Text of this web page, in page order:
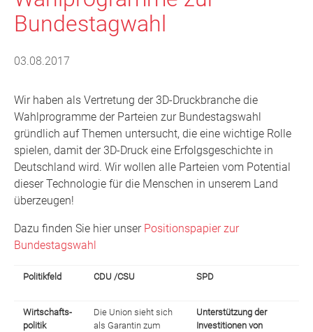
Bundestagwahl
03.08.2017
Wir haben als Vertretung der 3D-Druckbranche die
Wahlprogramme der Parteien zur Bundestagswahl
gründlich auf Themen untersucht, die eine wichtige Rolle
spielen, damit der 3D-Druck eine Erfolgsgeschichte in
Deutschland wird. Wir wollen alle Parteien vom Potential
dieser Technologie für die Menschen in unserem Land
überzeugen!
Dazu finden Sie hier unser Positionspapier zur
Bundestagswahl
Politikfeld CDU /CSU SPD
Wirtschafts-
politik
Die Union sieht sich
als Garantin zum
Unterstützung der
Investitionen von